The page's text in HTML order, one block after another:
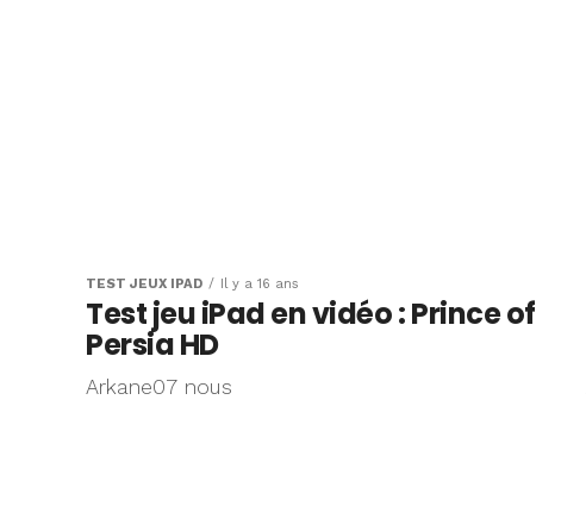
TEST JEUX IPAD Il y a 16 ans
Test jeu iPad en vidéo : Prince of
Persia HD
Arkane07 nous